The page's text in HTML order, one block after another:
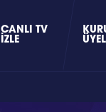
CANLI TV
İZLE